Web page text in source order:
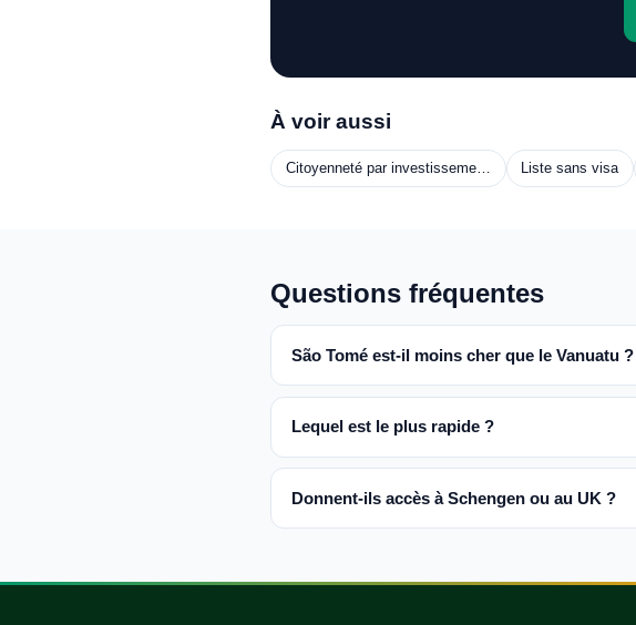
À voir aussi
Citoyenneté par investisseme… Liste sans visa
Questions fréquentes
São Tomé est-il moins cher que le Vanuatu ?
Lequel est le plus rapide ?
Donnent-ils accès à Schengen ou au UK ?